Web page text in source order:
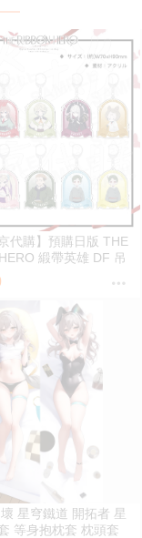
代購】預購日版 THE
緞帶英雄 DF 吊
帕茵 天鵝絨 吉露可
星穹鐵道 開拓者 星
等身抱枕套 枕頭套